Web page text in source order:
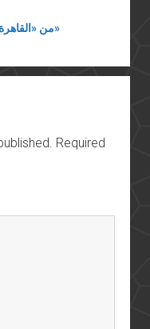
من «القاهرة باريس على النيل» إلى «القاهرة 2050»
Required